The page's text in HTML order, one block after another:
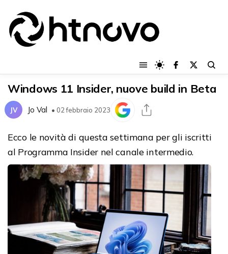
Windows 11 Insider, nuove build in Beta
JV Jo Val • 02 febbraio 2023
Ecco le novità di questa settimana per gli iscritti
al Programma Insider nel canale intermedio.